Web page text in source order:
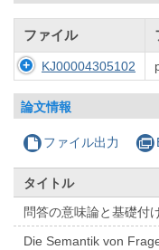
ファイル
KJ00004305102
論文情報
ファイル出力
タイトル
問答の意味論と基礎付
Die Semantik von